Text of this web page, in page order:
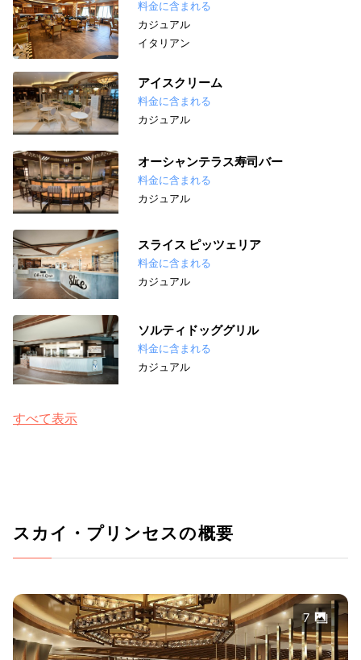
料金に含まれる
カジュアル
イタリアン
アイスクリーム
料金に含まれる
カジュアル
オーシャンテラス寿司バー
料金に含まれる
カジュアル
スライス ピッツェリア
料金に含まれる
カジュアル
ソルティドッググリル
料金に含まれる
カジュアル
すべて表示
スカイ・プリンセスの概要
7